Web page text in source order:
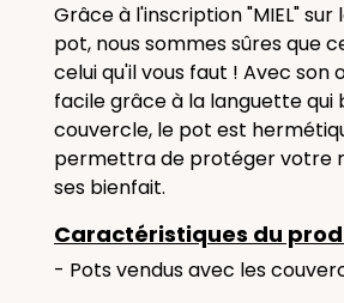
Grâce à l'inscription "MIEL" sur
pot, nous sommes sûres que
celui qu'il vous faut ! Avec son
facile grâce à la languette qui
couvercle, le pot est
permettra de protéger votre
ses bienfait.
Caractéristiques du
- Pots vendus avec les